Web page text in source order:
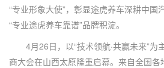
“专业形象大使”，彰显途虎养车深耕中国
“专业途虎养车靠谱”品牌积淀。
4月26日，以“技术领航·共赢未来”为
商大会在山西太原隆重启幕。来自全国